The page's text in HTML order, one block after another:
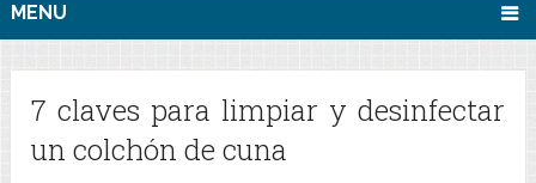
MENU
7 claves para limpiar y desinfectar
un colchón de cuna